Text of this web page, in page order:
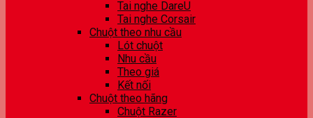
Tai nghe DareU
Tai nghe Corsair
Chuột theo nhu cầu
Lót chuột
Nhu cầu
Theo giá
Kết nối
Chuột theo hãng
Chuột Razer